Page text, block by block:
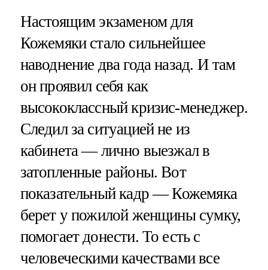
Настоящим экзаменом для
Кожемяки стало сильнейшее
наводнение два года назад. И там
он проявил себя как
высококлассный кризис-менеджер.
Следил за ситуацией не из
кабинета — лично выезжал в
затопленные районы. Вот
показательный кадр — Кожемяка
берет у пожилой женщины сумку,
помогает донести. То есть с
человеческими качествами все